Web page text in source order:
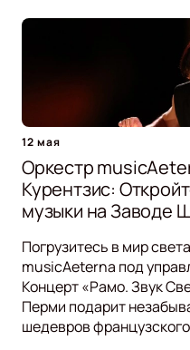
12 мая
Оркестр
Курентзис:
музыки на Заводе
Погрузитесь в мир
musicAeterna под
Концерт «Рамо. Звук
Перми подарит
шедевров